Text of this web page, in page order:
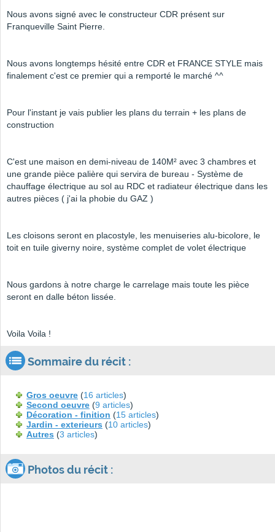
Nous avons signé avec le constructeur CDR présent sur
Franqueville Saint Pierre.
Nous avons longtemps hésité entre CDR et FRANCE STYLE mais
finalement c'est ce premier qui a remporté le marché ^^
Pour l'instant je vais publier les plans du terrain + les plans de
construction
C'est une maison en demi-niveau de 140M² avec 3 chambres et
une grande pièce palière qui servira de bureau - Système de
chauffage électrique au sol au RDC et radiateur électrique dans les
autres pièces ( j'ai la phobie du GAZ )
Les cloisons seront en placostyle, les menuiseries alu-bicolore, le
toit en tuile giverny noire, système complet de volet électrique
Nous gardons à notre charge le carrelage mais toute les pièce
seront en dalle béton lissée.
Voila Voila !
Sommaire du récit :
Gros oeuvre (16 articles)
Second oeuvre (9 articles)
Décoration - finition (15 articles)
Jardin - exterieurs (10 articles)
Autres (3 articles)
Photos du récit :